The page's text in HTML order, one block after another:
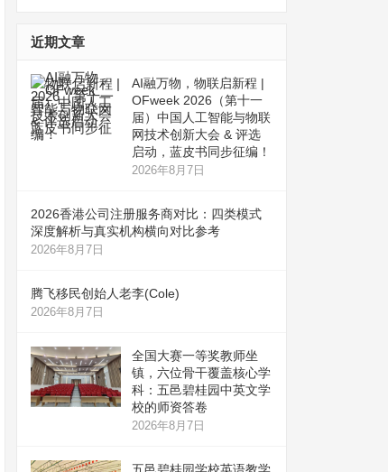
近期文章
AI融万物，物联启新程 |
OFweek 2026（第十一
届）中国人工智能与物联
网技术创新大会 & 评选
启动，蓝皮书同步征编！
2026年8月7日
2026香港公司注册服务商对比：四类模式
深度解析与真实机构横向对比参考
2026年8月7日
腾飞移民创始人老李(Cole)
2026年8月7日
全国大赛一等奖教师坐
镇，六位骨干覆盖核心学
科：五邑碧桂园中英文学
校的师资答卷
2026年8月7日